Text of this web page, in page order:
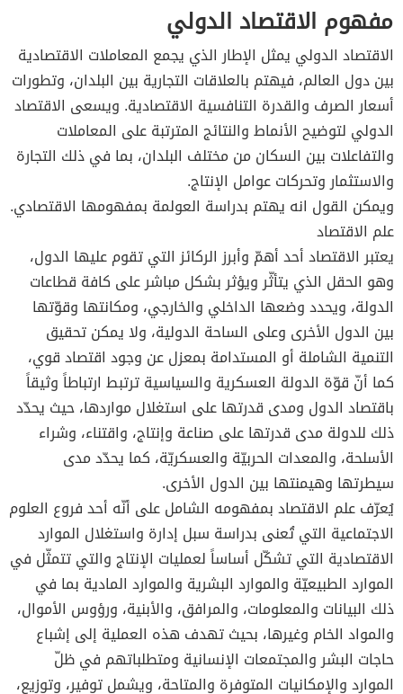
مفهوم الاقتصاد الدولي
الاقتصاد الدولي يمثل الإطار الذي يجمع المعاملات الاقتصادية
بين دول العالم، فيهتم بالعلاقات التجارية بين البلدان، وتطورات
أسعار الصرف والقدرة التنافسية الاقتصادية. ويسعى الاقتصاد
الدولي لتوضيح الأنماط والنتائج المترتبة على المعاملات
والتفاعلات بين السكان من مختلف البلدان، بما في ذلك التجارة
والاستثمار وتحركات عوامل الإنتاج.
ويمكن القول انه يهتم بدراسة العولمة بمفهومها الاقتصادي.
علم الاقتصاد
يعتبر الاقتصاد أحد أهمّ وأبرز الركائز التي تقوم عليها الدول،
وهو الحقل الذي يتأثّر ويؤثر بشكل مباشر على كافة قطاعات
الدولة، ويحدد وضعها الداخلي والخارجي، ومكانتها وقوّتها
بين الدول الأخرى وعلى الساحة الدولية، ولا يمكن تحقيق
التنمية الشاملة أو المستدامة بمعزل عن وجود اقتصاد قوي،
كما أنّ قوّة الدولة العسكرية والسياسية ترتبط ارتباطاً وثيقاً
باقتصاد الدول ومدى قدرتها على استغلال مواردها، حيث يحدّد
ذلك للدولة مدى قدرتها على صناعة وإنتاج، واقتناء، وشراء
الأسلحة، والمعدات الحربيّة والعسكريّة، كما يحدّد مدى
سيطرتها وهيمنتها بين الدول الأخرى.
يُعرّف علم الاقتصاد بمفهومه الشامل على أنّه أحد فروع العلوم
الاجتماعية التي تُعنى بدراسة سبل إدارة واستغلال الموارد
الاقتصادية التي تشكّل أساساً لعمليات الإنتاج والتي تتمثّل في
الموارد الطبيعيّة والموارد البشرية والموارد المادية بما في
ذلك البيانات والمعلومات، والمرافق، والأبنية، ورؤوس الأموال،
والمواد الخام وغيرها، بحيث تهدف هذه العملية إلى إشباع
حاجات البشر والمجتمعات الإنسانية ومتطلباتهم في ظلّ
الموارد والإمكانيات المتوفرة والمتاحة، ويشمل توفير، وتوزيع،